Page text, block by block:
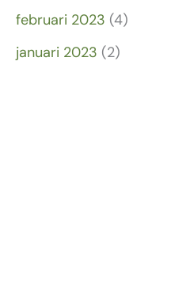
februari 2023 (4)
januari 2023 (2)